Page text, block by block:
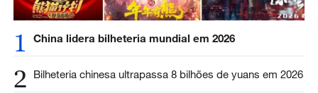
1 China lidera bilheteria mundial em 2026
2 Bilheteria chinesa ultrapassa 8 bilhões de yuans em 2026